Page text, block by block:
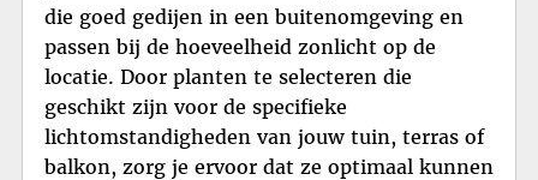
die goed gedijen in een buitenomgeving en
passen bij de hoeveelheid zonlicht op de
locatie. Door planten te selecteren die
geschikt zijn voor de specifieke
lichtomstandigheden van jouw tuin, terras of
balkon, zorg je ervoor dat ze optimaal kunnen